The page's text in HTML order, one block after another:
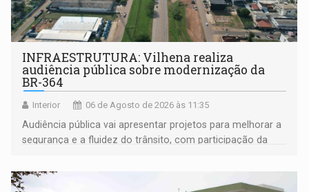
INFRAESTRUTURA: Vilhena realiza
audiência pública sobre modernização da
BR-364
Interior 06 de Agosto de 2026 às 11:35
Audiência pública vai apresentar projetos para melhorar a
segurança e a fluidez do trânsito, com participação da